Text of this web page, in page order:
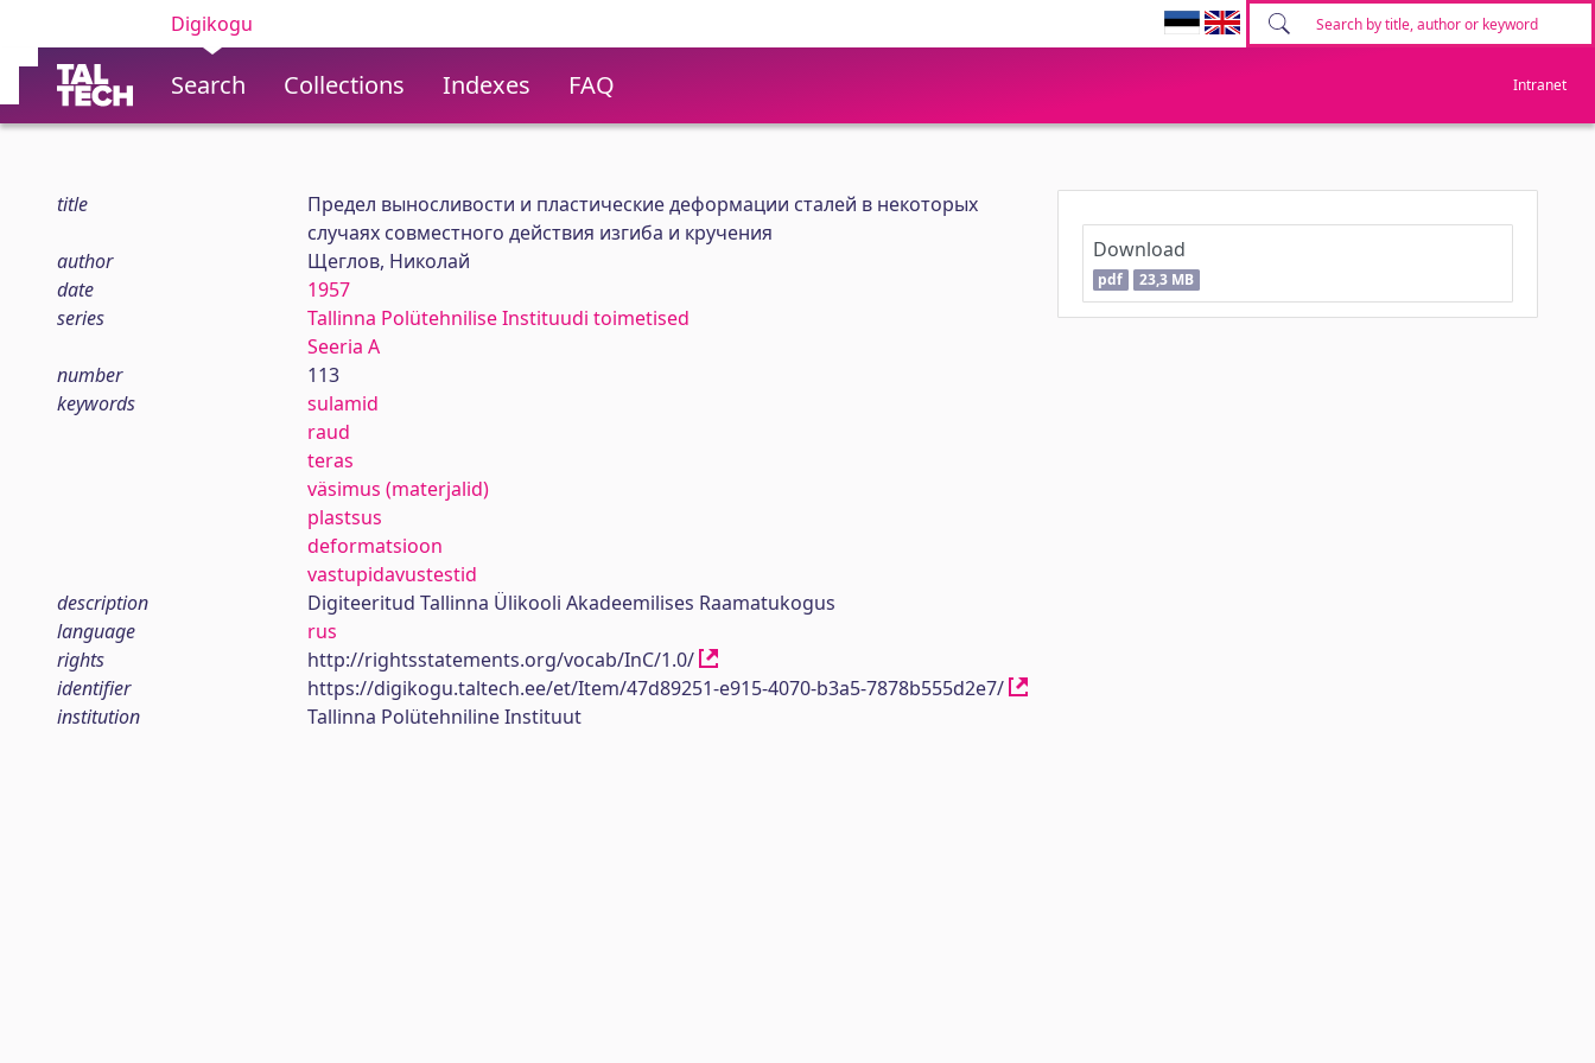
Digikogu
Search Collections Indexes FAQ Intranet
title
Предел выносливости и пластические деформации сталей в некоторых
случаях совместного действия изгиба и кручения
author
Щеглов, Николай
date
1957
series
Tallinna Polütehnilise Instituudi toimetised
Seeria A
number
113
keywords
sulamid
raud
teras
väsimus (materjalid)
plastsus
deformatsioon
vastupidavustestid
description
Digiteeritud Tallinna Ülikooli Akadeemilises Raamatukogus
language
rus
rights
http://rightsstatements.org/vocab/InC/1.0/
identifier
https://digikogu.taltech.ee/et/Item/47d89251-e915-4070-b3a5-7878b555d2e7/
institution
Tallinna Polütehniline Instituut
Download
pdf 23,3 MB